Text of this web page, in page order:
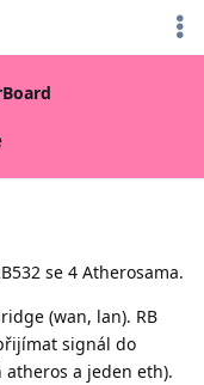
se 4 Atherosama.
(wan, lan). RB
signál do
a jeden eth).